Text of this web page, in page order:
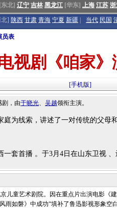
[东北] 辽宁 吉林 黑龙江 [华东] 上海 江苏
] 陕西 甘肃 青海 宁夏 新疆 当代 民国
员表
视剧《咱家》
[手机版]
，由于晓光、 吴越领衔主演。
庭为线索，讲述了一对传统的父母
一套首播 。于3月4日在山东卫视
童艺术剧院。因在重点片出演电影《
雨如磐》中成功“填补了鲁迅影视形象